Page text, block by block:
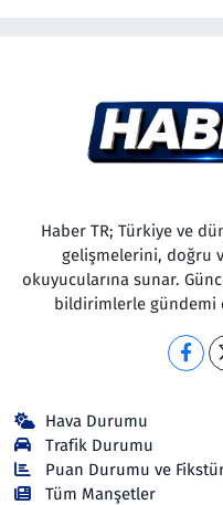
Haber TR; Türkiye ve
gelişmelerini, doğru
okuyucularına sunar.
bildirimlerle gündemi
Hava Durumu
Trafik Durumu
Puan Durumu ve
Tüm Manşetler